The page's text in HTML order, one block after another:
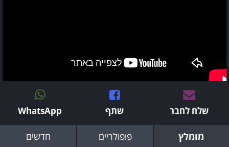
שלח לחבר שתף WhatsApp
מומלץ פופולריים חדשים